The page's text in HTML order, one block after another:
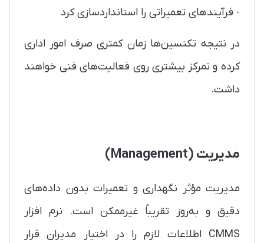
- فرآیندهای تعمیراتی را استانداردسازی کرد
در نتیجه تکنسین‌ها زمان کمتری صرف امور اداری
کرده و تمرکز بیشتری روی فعالیت‌های فنی خواهند
داشت.
مدیریت (Management)
مدیریت مؤثر نگهداری و تعمیرات بدون داده‌های
دقیق و به‌روز تقریباً غیرممکن است. نرم افزار
CMMS اطلاعات لازم را در اختیار مدیران قرار